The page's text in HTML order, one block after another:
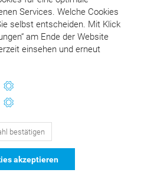
Services. Welche Cookies
selbst entscheiden. Mit Klick
am Ende der Website
einsehen und erneut
bestätigen
akzeptieren
erhoben.
Kommentar zu BEMA und
auf ProvenExpert.com